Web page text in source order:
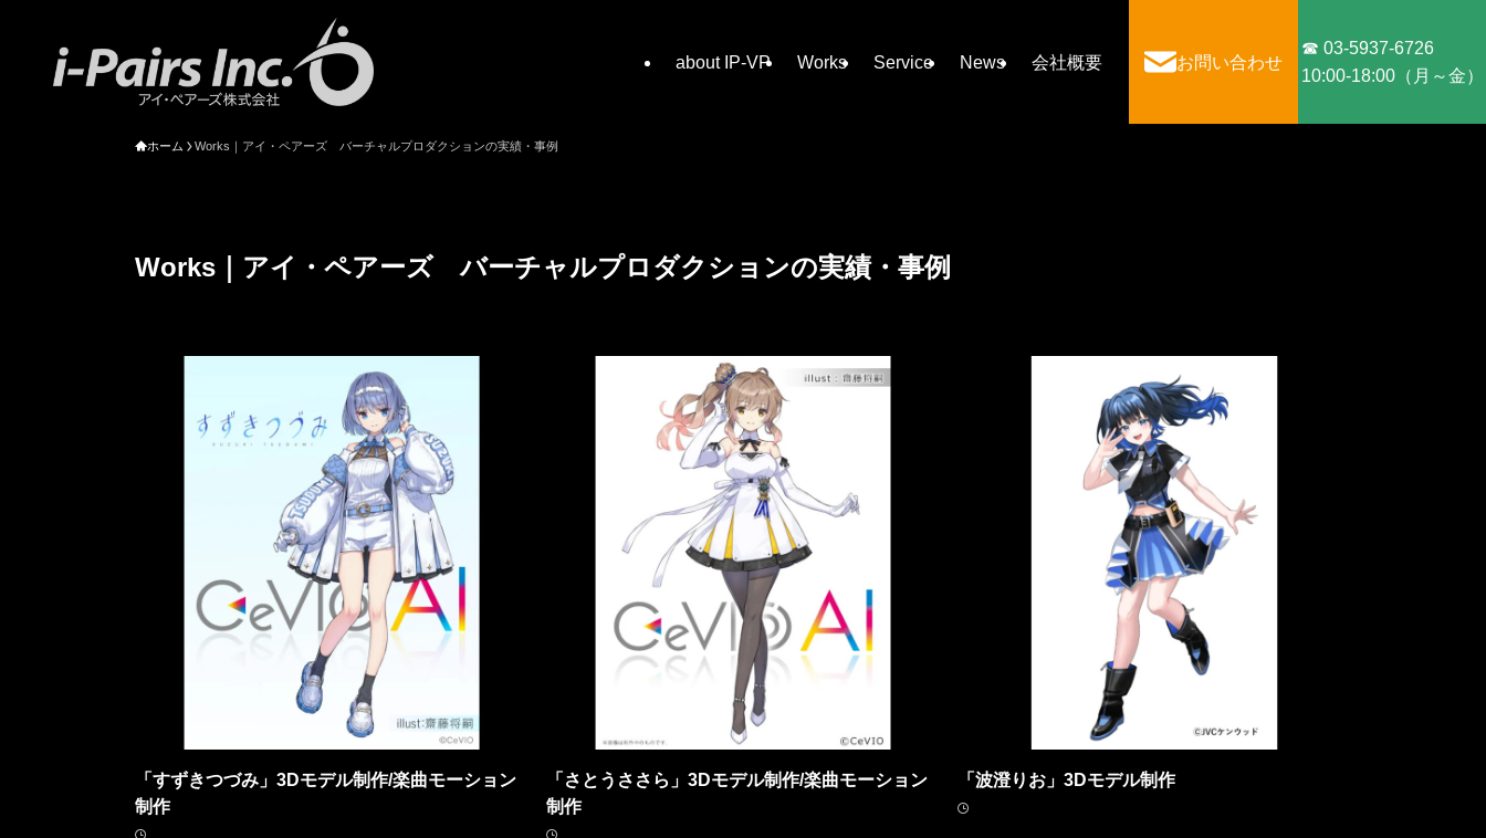
about IP-VP Works Service News 会社概要 お問い合わせ
☎ 03-5937-6726
10:00-18:00（月～金）
ホーム Works｜アイ・ペアーズ バーチャルプロダクションの実績・事例
Works｜アイ・ペアーズ バーチャルプロダクションの実績・事例
「すずきつづみ」3Dモデル制作/楽曲モーション
制作
「さとうささら」3Dモデル制作/楽曲モーション
制作
「波澄りお」3Dモデル制作